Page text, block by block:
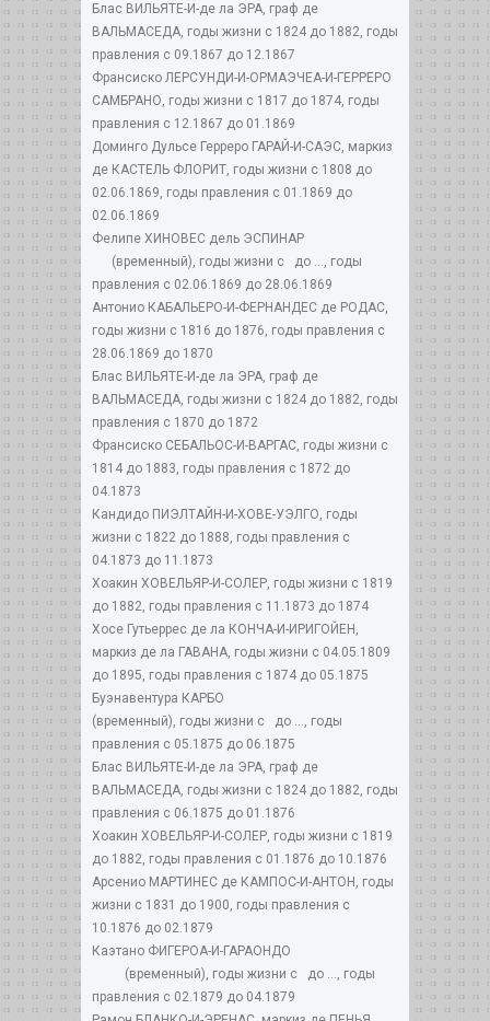
Блас ВИЛЬЯТЕ-И-де ла ЭРА, граф де
ВАЛЬМАСЕДА, годы жизни с 1824 до 1882, годы
правления с 09.1867 до 12.1867
Франсиско ЛЕРСУНДИ-И-ОРМАЭЧЕА-И-ГЕРРЕРО
САМБРАНО, годы жизни с 1817 до 1874, годы
правления с 12.1867 до 01.1869
Доминго Дульсе Герреро ГАРАЙ-И-САЭС, маркиз
де КАСТЕЛЬ ФЛОРИТ, годы жизни с 1808 до
02.06.1869, годы правления с 01.1869 до
02.06.1869
Фелипе ХИНОВЕС дель ЭСПИНАР
(временный), годы жизни с до ..., годы
правления с 02.06.1869 до 28.06.1869
Антонио КАБАЛЬЕРО-И-ФЕРНАНДЕС де РОДАС,
годы жизни с 1816 до 1876, годы правления с
28.06.1869 до 1870
Блас ВИЛЬЯТЕ-И-де ла ЭРА, граф де
ВАЛЬМАСЕДА, годы жизни с 1824 до 1882, годы
правления с 1870 до 1872
Франсиско СЕБАЛЬОС-И-ВАРГАС, годы жизни с
1814 до 1883, годы правления с 1872 до
04.1873
Кандидо ПИЭЛТАЙН-И-ХОВЕ-УЭЛГО, годы
жизни с 1822 до 1888, годы правления с
04.1873 до 11.1873
Хоакин ХОВЕЛЬЯР-И-СОЛЕР, годы жизни с 1819
до 1882, годы правления с 11.1873 до 1874
Хосе Гутьеррес де ла КОНЧА-И-ИРИГОЙЕН,
маркиз де ла ГАВАНА, годы жизни с 04.05.1809
до 1895, годы правления с 1874 до 05.1875
Буэнавентура КАРБО
(временный), годы жизни с до ..., годы
правления с 05.1875 до 06.1875
Блас ВИЛЬЯТЕ-И-де ла ЭРА, граф де
ВАЛЬМАСЕДА, годы жизни с 1824 до 1882, годы
правления с 06.1875 до 01.1876
Хоакин ХОВЕЛЬЯР-И-СОЛЕР, годы жизни с 1819
до 1882, годы правления с 01.1876 до 10.1876
Арсенио МАРТИНЕС де КАМПОС-И-АНТОН, годы
жизни с 1831 до 1900, годы правления с
10.1876 до 02.1879
Каэтано ФИГЕРОА-И-ГАРАОНДО
(временный), годы жизни с до ..., годы
правления с 02.1879 до 04.1879